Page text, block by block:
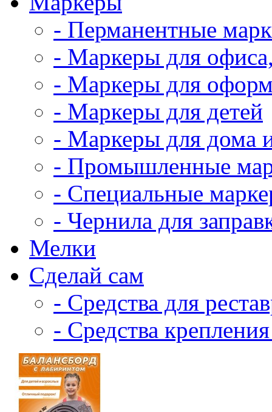
- Перманентные
- Маркеры для
- Маркеры для
- Маркеры для детей
- Маркеры для дома
- Промышленные
- Специальные
- Чернила для
Мелки
Сделай сам
- Средства для
- Средства